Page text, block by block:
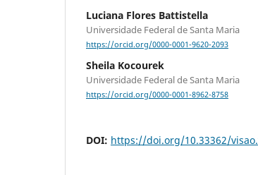
Luciana Flores Battistella
Universidade Federal de Santa Maria
https://orcid.org/0000-0001-9620-2093
Sheila Kocourek
Universidade Federal de Santa Maria
https://orcid.org/0000-0001-8962-8758
DOI: https://doi.org/10.33362/